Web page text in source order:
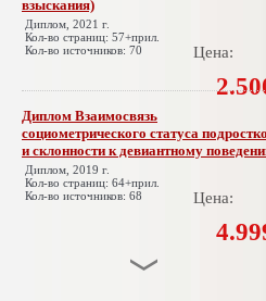
взыскания)
Диплом, 2021 г.
Кол-во страниц: 57+прил.
Кол-во источников: 70
Цена:
Диплом Взаимосвязь
социометрического статуса
и склонности к девиантному
Диплом, 2019 г.
Кол-во страниц: 64+прил.
Кол-во источников: 68
Цена: